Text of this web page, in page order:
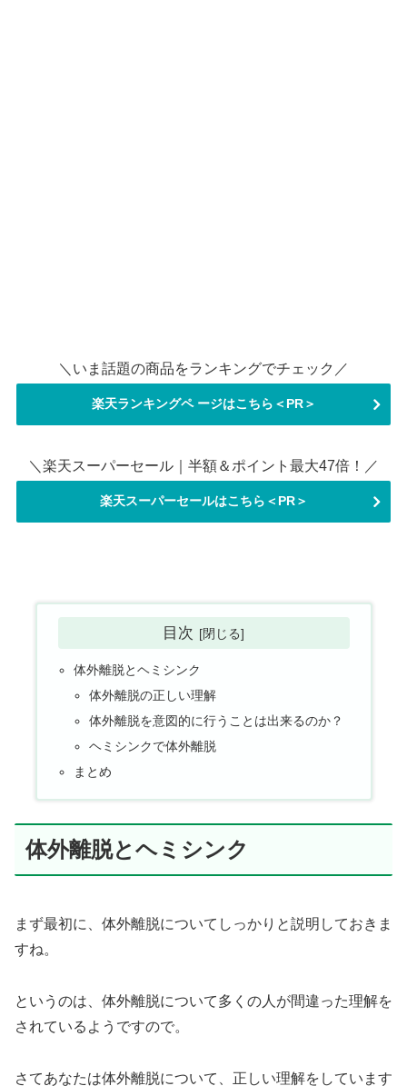
＼いま話題の商品をランキングでチェック／
楽天ランキングペ ージはこちら＜PR＞
＼楽天スーパーセール｜半額＆ポイント最大47倍！／
楽天スーパーセールはこちら＜PR＞
目次
体外離脱とヘミシンク
体外離脱の正しい理解
体外離脱を意図的に行うことは出来るのか？
ヘミシンクで体外離脱
まとめ
体外離脱とヘミシンク
まず最初に、体外離脱についてしっかりと説明しておきま
すね。
というのは、体外離脱について多くの人が間違った理解を
されているようですので。
さてあなたは体外離脱について、正しい理解をしています